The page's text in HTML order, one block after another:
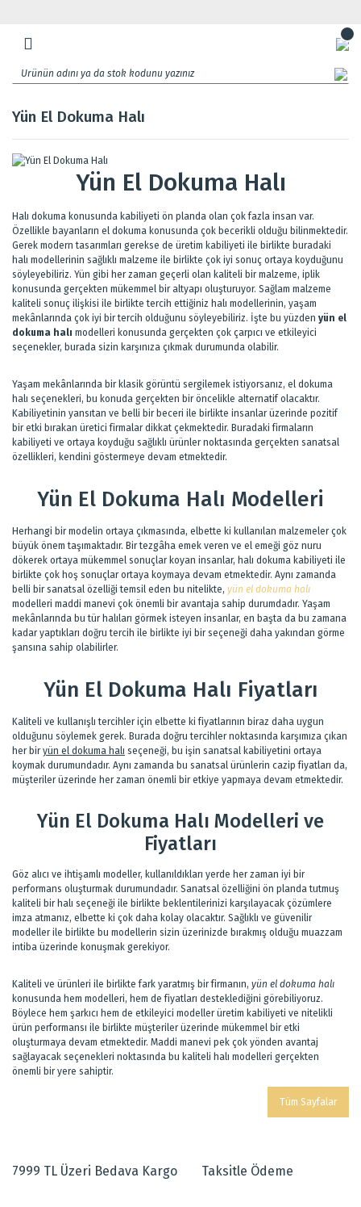
Yün El Dokuma Halı
Yün El Dokuma Halı
Halı dokuma konusunda kabiliyeti ön planda olan çok fazla insan var.
Özellikle bayanların el dokuma konusunda çok becerikli olduğu bilinmektedir.
Gerek modern tasarımları gerekse de üretim kabiliyeti ile birlikte buradaki
halı modellerinin sağlıklı malzeme ile birlikte çok iyi sonuç ortaya koyduğunu
söyleyebiliriz. Yün gibi her zaman geçerli olan kaliteli bir malzeme, iplik
konusunda gerçekten mükemmel bir altyapı oluşturuyor. Sağlam malzeme
kaliteli sonuç ilişkisi ile birlikte tercih ettiğiniz halı modellerinin, yaşam
mekânlarında çok iyi bir tercih olduğunu söyleyebiliriz. İşte bu yüzden yün el
dokuma halı modelleri konusunda gerçekten çok çarpıcı ve etkileyici
seçenekler, burada sizin karşınıza çıkmak durumunda olabilir.
Yaşam mekânlarında bir klasik görüntü sergilemek istiyorsanız, el dokuma
halı seçenekleri, bu konuda gerçekten bir öncelikle alternatif olacaktır.
Kabiliyetinin yansıtan ve belli bir beceri ile birlikte insanlar üzerinde pozitif
bir etki bırakan üretici firmalar dikkat çekmektedir. Buradaki firmaların
kabiliyeti ve ortaya koyduğu sağlıklı ürünler noktasında gerçekten sanatsal
özellikleri, kendini göstermeye devam etmektedir.
Yün El Dokuma Halı Modelleri
Herhangi bir modelin ortaya çıkmasında, elbette ki kullanılan malzemeler çok
büyük önem taşımaktadır. Bir tezgâha emek veren ve el emeği göz nuru
dökerek ortaya mükemmel sonuçlar koyan insanlar, halı dokuma kabiliyeti ile
birlikte çok hoş sonuçlar ortaya koymaya devam etmektedir. Aynı zamanda
belli bir sanatsal özelliği temsil eden bu nitelikte, yün el dokuma halı
modelleri maddi manevi çok önemli bir avantaja sahip durumdadır. Yaşam
mekânlarında bu tür halıları görmek isteyen insanlar, en başta da bu zamana
kadar yaptıkları doğru tercih ile birlikte iyi bir seçeneği daha yakından görme
şansına sahip olabilirler.
Yün El Dokuma Halı Fiyatları
Kaliteli ve kullanışlı tercihler için elbette ki fiyatlarının biraz daha uygun
olduğunu söylemek gerek. Burada doğru tercihler noktasında karşımıza çıkan
her biryün el dokuma halı seçeneği, bu işin sanatsal kabiliyetini ortaya
koymak durumundadır. Aynı zamanda bu sanatsal ürünlerin cazip fiyatları da,
müşteriler üzerinde her zaman önemli bir etkiye yapmaya devam etmektedir.
Yün El Dokuma Halı Modelleri ve
Fiyatları
Göz alıcı ve ihtişamlı modeller, kullanıldıkları yerde her zaman iyi bir
performans oluşturmak durumundadır. Sanatsal özelliğini ön planda tutmuş
kaliteli bir halı seçeneği ile birlikte beklentilerinizi karşılayacak çözümlere
imza atmanız, elbette ki çok daha kolay olacaktır. Sağlıklı ve güvenilir
modeller ile birlikte bu modellerin sizin üzerinizde bırakmış olduğu muazzam
intiba üzerinde konuşmak gerekiyor.
Kaliteli ve ürünleri ile birlikte fark yaratmış bir firmanın, yün el dokuma halı
konusunda hem modelleri, hem de fiyatları desteklediğini görebiliyoruz.
Böylece hem şarkıcı hem de etkileyici modeller üretim kabiliyeti ve nitelikli
ürün performansı ile birlikte müşteriler üzerinde mükemmel bir etki
oluşturmaya devam etmektedir. Maddi manevi pek çok yönden avantaj
sağlayacak seçenekleri noktasında bu kaliteli halı modelleri gerçekten
önemli bir yere sahiptir.
Tüm Sayfalar
7999 TL Üzeri Bedava Kargo Taksitle Ödeme